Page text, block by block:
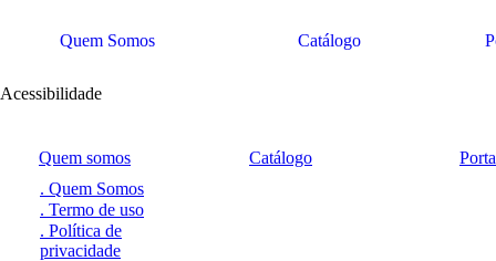
Quem Somos Catálogo
Acessibilidade
Quem somos
. Quem Somos
. Termo de uso
. Política de
privacidade
Catálogo